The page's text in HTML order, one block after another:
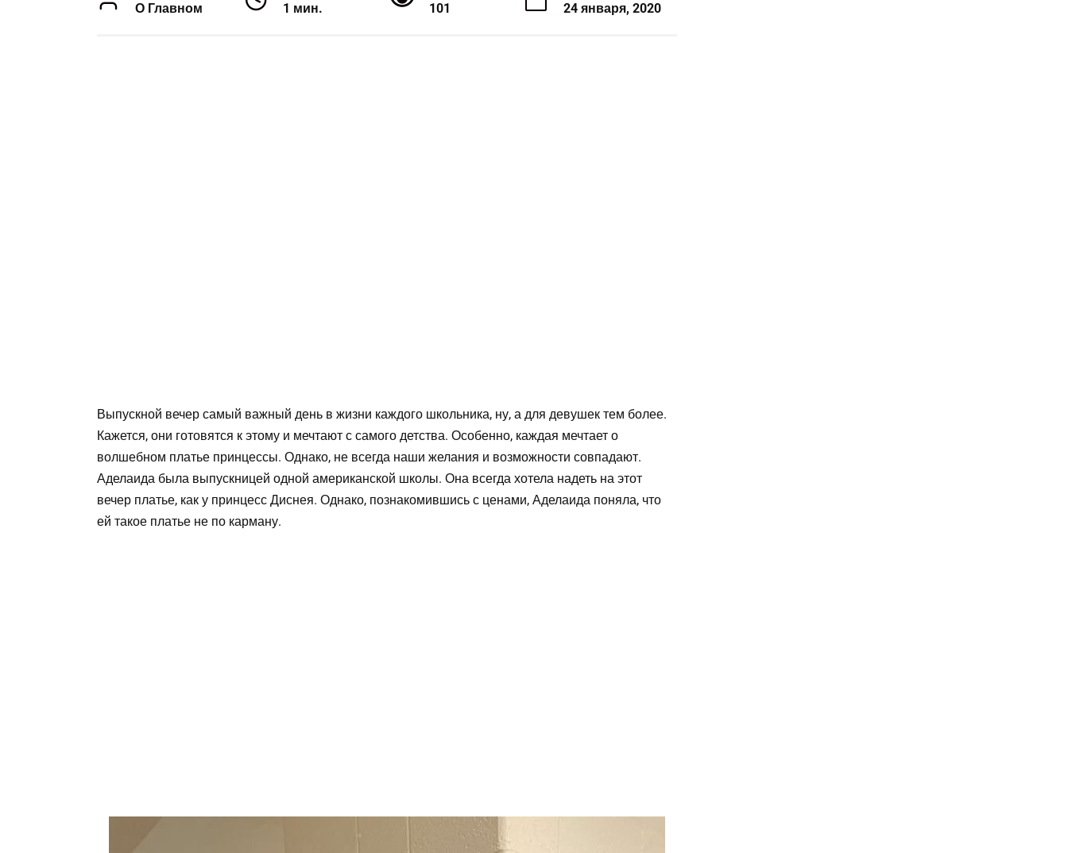
О Главном 1 мин. 101 24 января, 2020
Выпускной вечер самый важный день в жизни каждого школьника, ну, а для девушек тем более.
Кажется, они готовятся к этому и мечтают с самого детства. Особенно, каждая мечтает о
волшебном платье принцессы. Однако, не всегда наши желания и возможности совпадают.
Аделаида была выпускницей одной американской школы. Она всегда хотела надеть на этот
вечер платье, как у принцесс Диснея. Однако, познакомившись с ценами, Аделаида поняла, что
ей такое платье не по карману.